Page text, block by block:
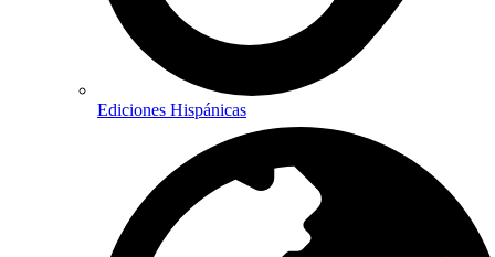
Ediciones Hispánicas